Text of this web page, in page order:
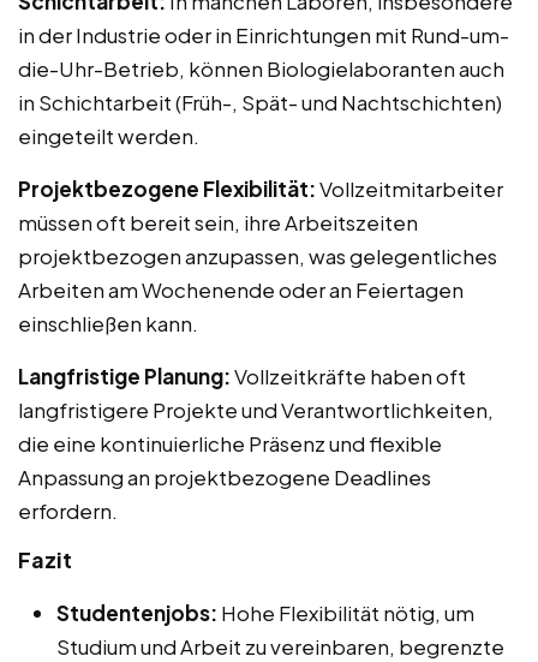
in der Industrie oder in Einrichtungen mit Rund-um-
die-Uhr-Betrieb, können Biologielaboranten auch
in Schichtarbeit (Früh-, Spät- und Nachtschichten)
eingeteilt werden.
Projektbezogene Flexibilität:Vollzeitmitarbeiter
müssen oft bereit sein, ihre Arbeitszeiten
projektbezogen anzupassen, was gelegentliches
Arbeiten am Wochenende oder an Feiertagen
einschließen kann.
Langfristige Planung:Vollzeitkräfte haben oft
langfristigere Projekte und Verantwortlichkeiten,
die eine kontinuierliche Präsenz und flexible
Anpassung an projektbezogene Deadlines
erfordern.
Fazit
Studentenjobs: Hohe Flexibilität nötig, um
Studium und Arbeit zu vereinbaren, begrenzte